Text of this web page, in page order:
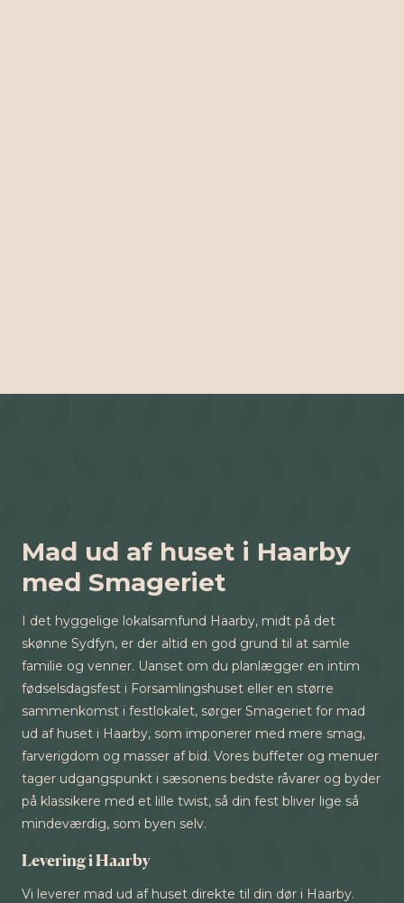
Mad ud af huset i Haarby
med Smageriet
I det hyggelige lokalsamfund Haarby, midt på det
skønne Sydfyn, er der altid en god grund til at samle
familie og venner. Uanset om du planlægger en intim
fødselsdagsfest i Forsamlingshuset eller en større
sammenkomst i festlokalet, sørger Smageriet for mad
ud af huset i Haarby, som imponerer med mere smag,
farverigdom og masser af bid. Vores buffeter og menuer
tager udgangspunkt i sæsonens bedste råvarer og byder
på klassikere med et lille twist, så din fest bliver lige så
mindeværdig, som byen selv.
Levering i Haarby
Vi leverer mad ud af huset direkte til din dør i Haarby.